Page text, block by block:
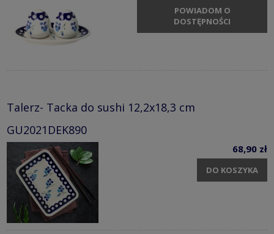
POWIADOM O
DOSTĘPNOŚCI
Talerz- Tacka do sushi 12,2x18,3 cm
GU2021DEK890
68,90 zł
DO KOSZYKA